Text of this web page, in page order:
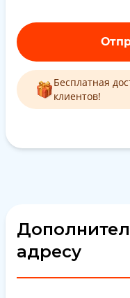
Бесплатная
клиентов!
адресу